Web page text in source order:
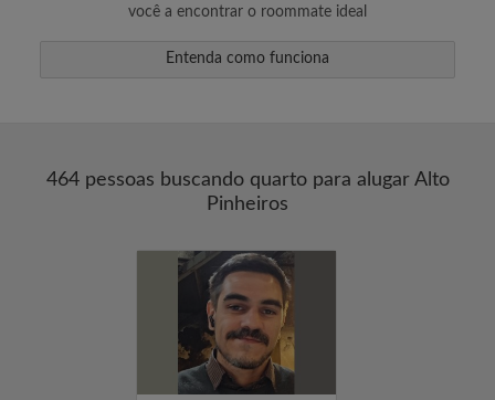
você a encontrar o roommate ideal
Entenda como funciona
464 pessoas buscando quarto para alugar Alto
Pinheiros